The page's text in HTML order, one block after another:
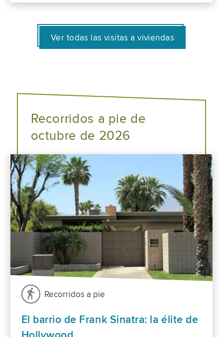
Ver todas las visitas a viviendas
Recorridos a pie de
octubre de 2026
Recorridos a pie
El barrio de Frank Sinatra: la élite de